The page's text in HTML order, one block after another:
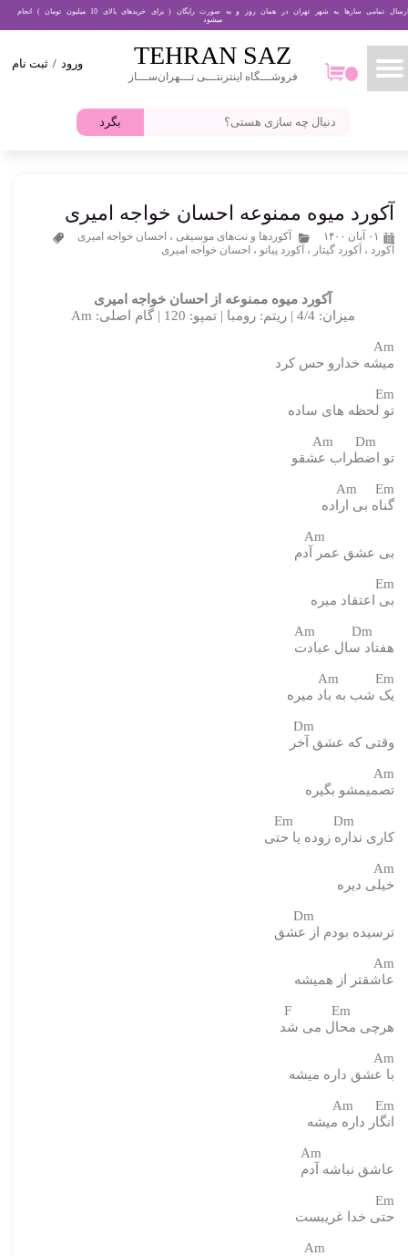
ورود / ثبت نام
تغییر گذر واژه
ارسال تمامی سازها به شهر تهران در همان روز و به صورت رایگان ( برای خریدهای بالای 10 میلیون تومان ) انجام
میشود
بگرد
TEHRAN​​​​​​​ SAZ
فروشـــگاه اینترنتـــی تـــهران‌ســـاز ۰
آکورد میوه ممنوعه احسان خواجه امیری
۰۱ آبان ۱۴۰۰ آکوردها و نت‌های موسیقی ، احسان خواجه امیری
آکورد ، آکورد گیتار ، آکورد پیانو ، احسان خواجه امیری
آکورد میوه ممنوعه از احسان خواجه امیری
میزان: 4/4 | ریتم: رومبا | تمپو: 120 | گام اصلی: Am
Am
میشه خدارو حس کرد
Em
تو لحظه های ساده
تو اضطراب عشقو
Am Em
گناه بی اراده
بی عشق عمر آدم
Em
بی اعتقاد میره
هفتاد سال عبادت
Am Em
یک شب به باد میره
وقتی که عشق آخر
Am
تصمیمشو بگیره
کاری نداره زوده یا حتی
Am
خیلی دیره
ترسیده بودم از عشق
Am
عاشقتر از همیشه
هرچی محال می شد
Am
با عشق داره میشه
Am Em
انگار داره میشه
عاشق نباشه آدم
Em
حتی خدا غریبست